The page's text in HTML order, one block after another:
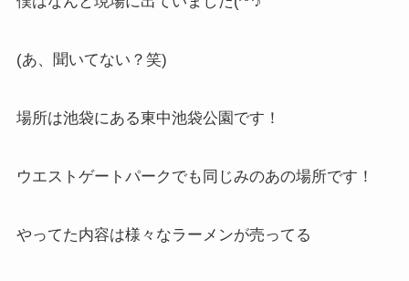
(あ、聞いてない？笑)
場所は池袋にある東中池袋公園です！
ウエストゲートパークでも同じみのあの場所です！
やってた内容は様々なラーメンが売ってる